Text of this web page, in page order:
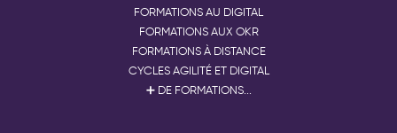
FORMATIONS AU DIGITAL
FORMATIONS AUX OKR
FORMATIONS À DISTANCE
CYCLES AGILITÉ ET DIGITAL
➕ DE FORMATIONS...